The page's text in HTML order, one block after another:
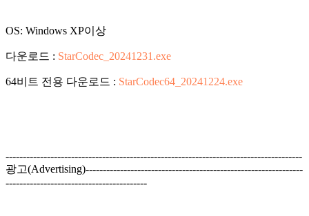
OS: Windows XP이상
다운로드 : StarCodec_20241231.exe
64비트 전용 다운로드 : StarCodec64_20241224.exe
--------------------------------------------------------------------------------------
광고(Advertising)---------------------------------------------------------------
-----------------------------------------